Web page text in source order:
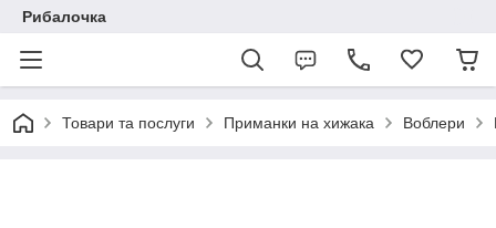
Рибалочка
Товари та послуги Приманки на хижака Воблери